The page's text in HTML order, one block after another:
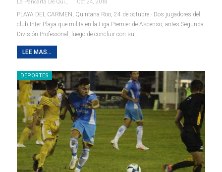
La Pancarta De Quintana Roo Oct 24, 2018
PLAYA DEL CARMEN, Quintana Roo, 24 de octubre.- Dos jugadores del
club Inter Playa que milita en la Liga Premier de Ascenso, antes Segunda
División Profesional, luego de concluir con su…
LEE MAS...
DEPORTES